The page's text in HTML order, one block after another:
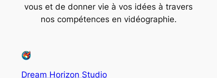
vous et de donner vie à vos idées à travers
nos compétences en vidéographie.
Dream Horizon Studio